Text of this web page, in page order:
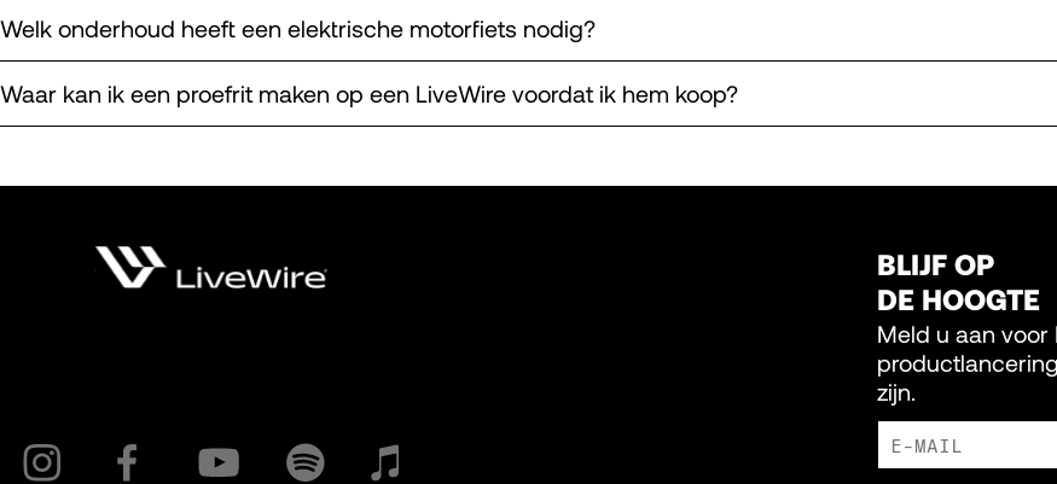
Welk onderhoud heeft een elektrische motorfiets nodig?
Waar kan ik een proefrit maken op een LiveWire voordat ik hem koop?
BLIJF OP
DE HOOGTE
Meld u aan
zijn.